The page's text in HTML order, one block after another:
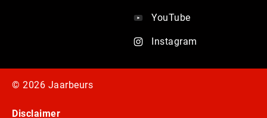
YouTube
Instagram
© 2026 Jaarbeurs
Disclaimer